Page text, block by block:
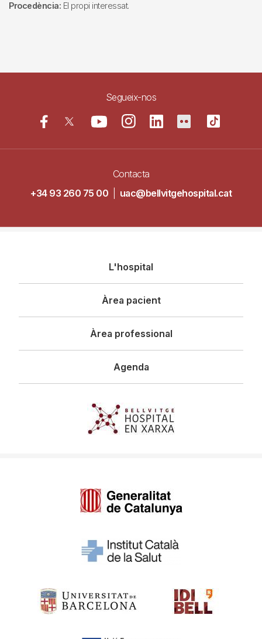
Procedència: El propi interessat.
Segueix-nos
Contacta
+34 93 260 75 00
uac@bellvitgehospital.cat
principal
L'hospital
Àrea pacient
Àrea professional
Agenda